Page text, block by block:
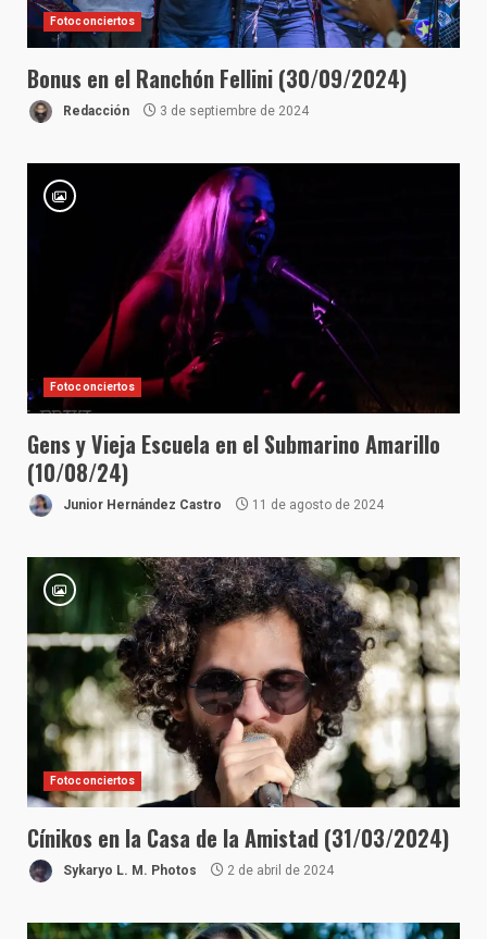
Fotoconciertos
Bonus en el Ranchón Fellini (30/09/2024)
Redacción 3 de septiembre de 2024
Fotoconciertos
Gens y Vieja Escuela en el Submarino Amarillo
(10/08/24)
Junior Hernández Castro 11 de agosto de 2024
Fotoconciertos
Cínikos en la Casa de la Amistad (31/03/2024)
Sykaryo L. M. Photos 2 de abril de 2024